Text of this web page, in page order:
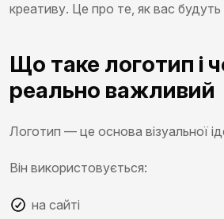
креативу. Це про те, як вас
Що таке логотип і
реально важливий
Логотип — це основа візуальної
Він використовується:
на сайті